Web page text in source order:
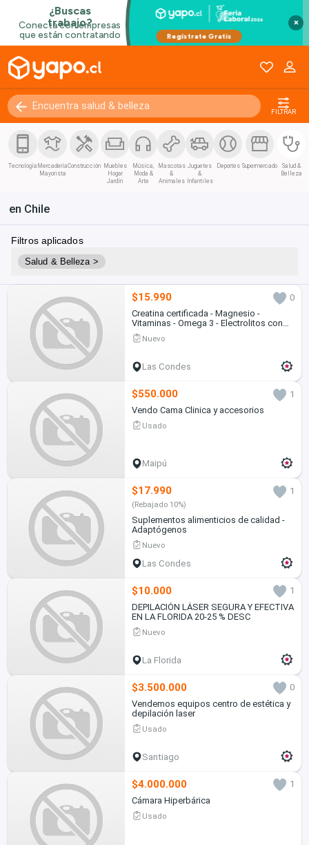
×
FILTRAR
Tecnología Mercadería
Mayorista
Construcción Muebles
Hogar
Jardín
Música,
Moda &
Arte
Mascotas
&
Animales
Juguetes
&
Infantiles
Deportes Supermercado
Salud &
Belleza
en Chile
Filtros aplicados
Salud & Belleza >
$15.990
0
Creatina certificada - Magnesio -
Vitaminas - Omega 3 - Electrolitos con
sal de mar
Nuevo
Las Condes
$550.000
1
Vendo Cama Clinica y accesorios
Usado
Maipú
$17.990 1
(Rebajado 10%)
Suplementos alimenticios de calidad -
Adaptógenos
Nuevo
Las Condes
$10.000
1
DEPILACIÓN LÁSER SEGURA Y EFECTIVA
EN LA FLORIDA 20-25 % DESC
Nuevo
La Florida
$3.500.000
0
Vendemos equipos centro de estética y
depilación laser
Usado
Santiago
$4.000.000
1
Cámara Hiperbárica
Usado